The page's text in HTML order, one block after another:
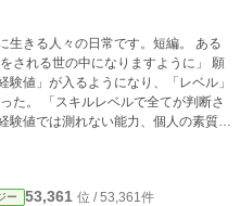
る人々の日常です。短編。 ある
される世の中になりますように」 願
値」が入るようになり、「レベル」
た。 「スキルレベルで全てが判断さ
験値では測れない能力、個人の素質、
願いは聞き届けられ、世界中の
になった。 こうして世界は「レベ
した。
ー 53,361 位 / 53,361件